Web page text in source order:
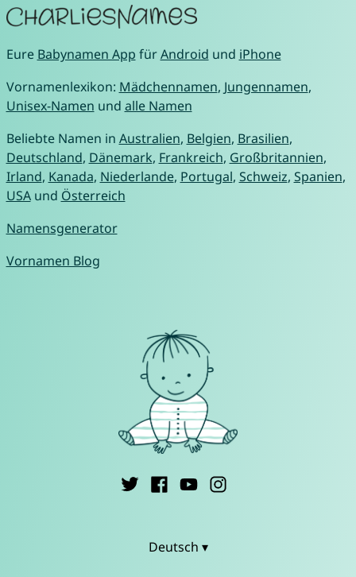
Eure Babynamen App fürAndroid und iPhone
Vornamenlexikon: Mädchennamen, Jungennamen,
Unisex-Namen und alle Namen
Beliebte Namen in Australien, Belgien, Brasilien,
Deutschland, Dänemark, Frankreich, Großbritannien,
Irland, Kanada, Niederlande, Portugal, Schweiz, Spanien,
USAund Österreich
Namensgenerator
Vornamen Blog
Deutsch ▾